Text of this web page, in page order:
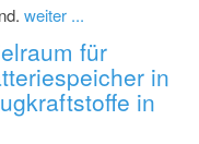
weiter ...
für
in
in